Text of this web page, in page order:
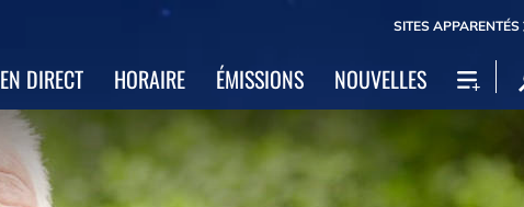
SITES APPARENTÉS
EN DIRECT HORAIRE ÉMISSIONS NOUVELLES